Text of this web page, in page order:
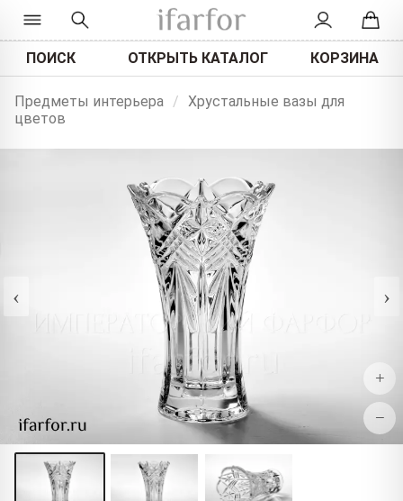
ПОИСК ОТКРЫТЬ КАТАЛОГ КОРЗИНА
Предметы интерьера / Хрустальные вазы для
цветов
‹ ›
+
−